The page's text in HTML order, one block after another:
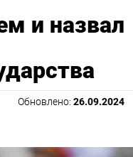
и назвал
Обновлено: 26.09.2024